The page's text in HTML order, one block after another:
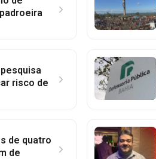
risco de
de quatro
de